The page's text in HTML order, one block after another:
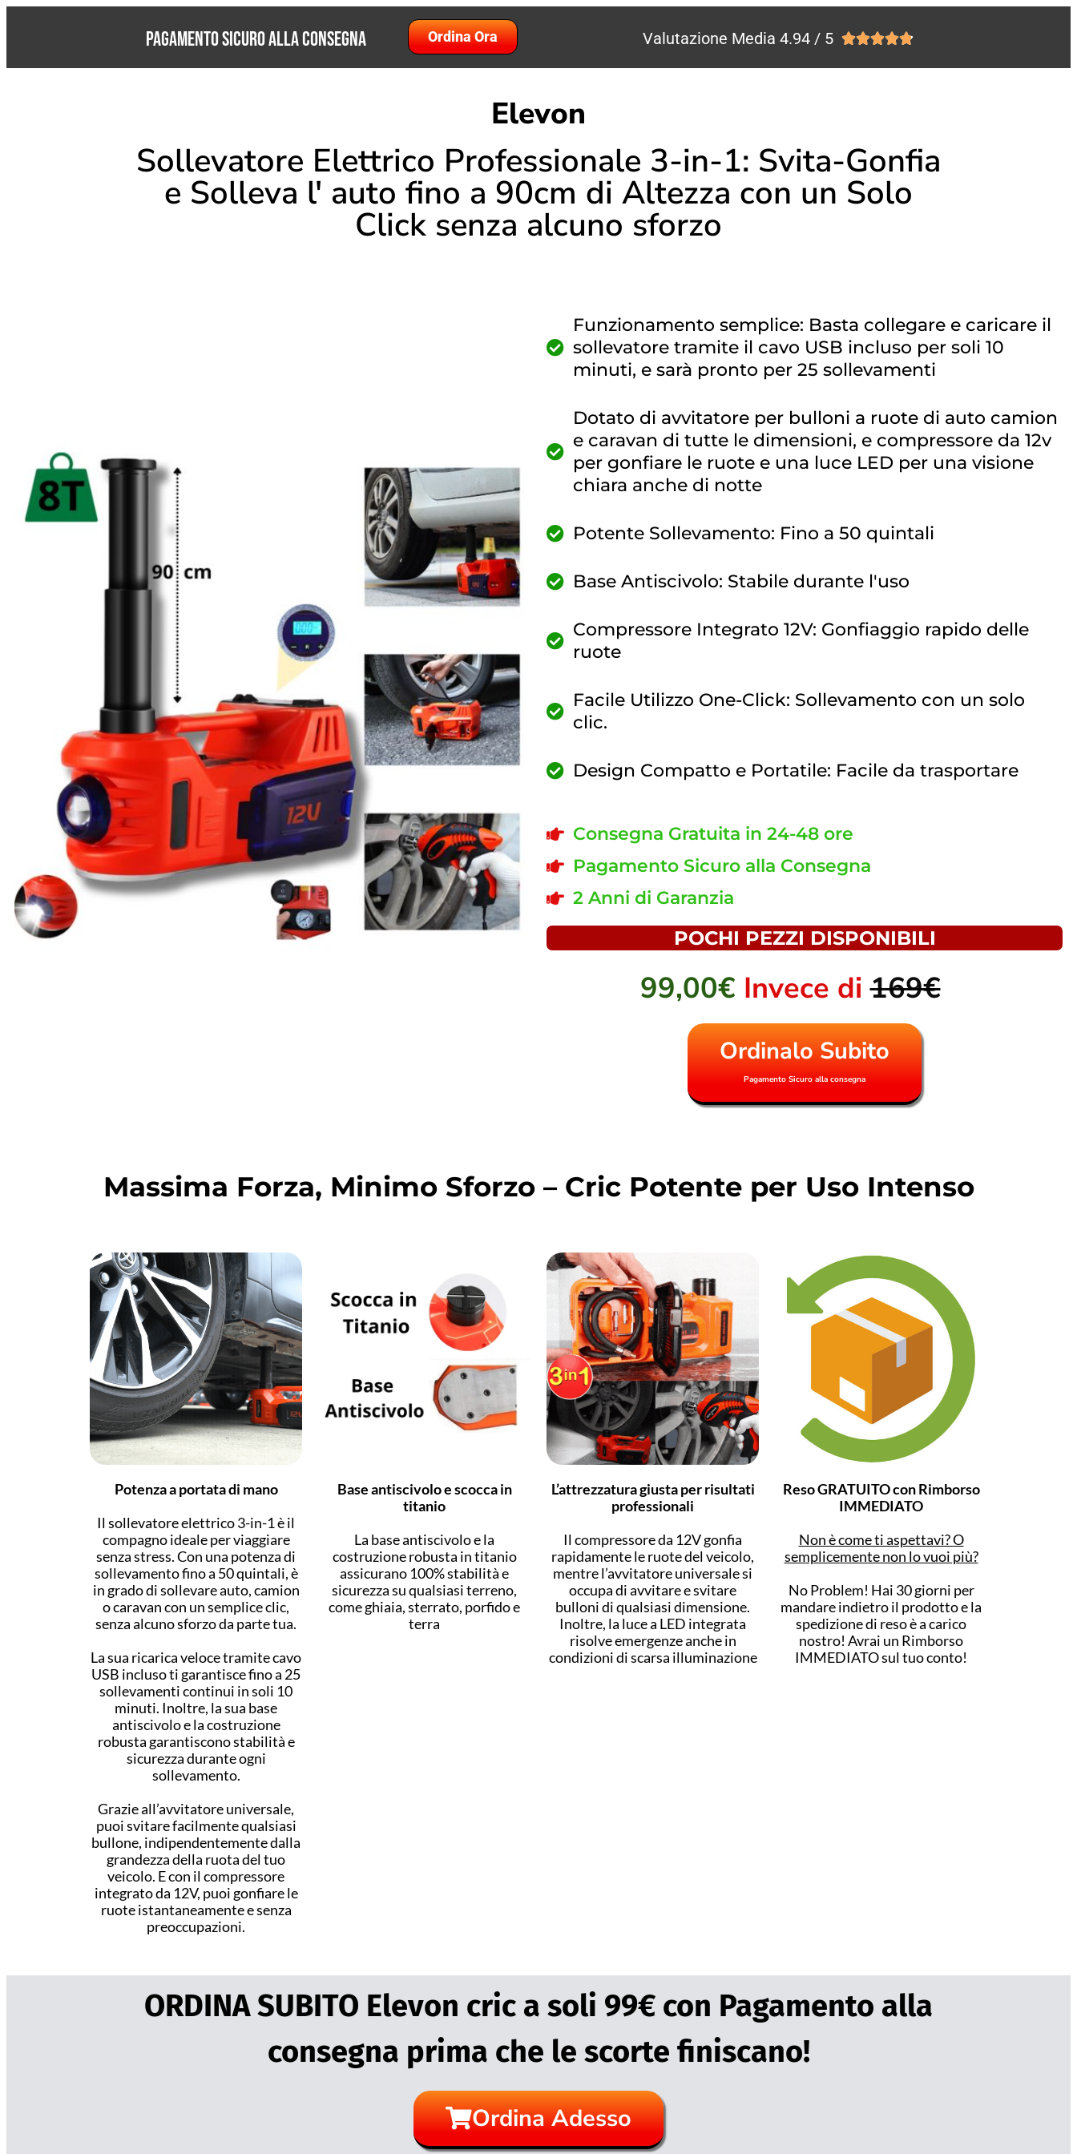
Pagamento Sicuro alla consegna Ordina Ora Valutazione Media 4.94 / 5 
Elevon
Sollevatore Elettrico Professionale 3-in-1: Svita-Gonfia
e Solleva l' auto fino a 90cm di Altezza con un Solo
Click senza alcuno sforzo
Funzionamento semplice: Basta collegare e caricare il
sollevatore tramite il cavo USB incluso per soli 10
minuti, e sarà pronto per 25 sollevamenti
Dotato di avvitatore per bulloni a ruote di auto camion
e caravan di tutte le dimensioni, e compressore da 12v
per gonfiare le ruote e una luce LED per una visione
chiara anche di notte
Potente Sollevamento: Fino a 50 quintali
Base Antiscivolo: Stabile durante l'uso
Compressore Integrato 12V: Gonfiaggio rapido delle
ruote
Facile Utilizzo One-Click: Sollevamento con un solo
clic.
Design Compatto e Portatile: Facile da trasportare
Consegna Gratuita in 24-48 ore
Pagamento Sicuro alla Consegna
2 Anni di Garanzia
POCHI PEZZI DISPONIBILI
99,00€ Invece di169€
Ordinalo Subito
Pagamento Sicuro alla consegna
Massima Forza, Minimo Sforzo – Cric Potente per Uso Intenso
Potenza a portata di mano
Il sollevatore elettrico 3-in-1 è il
compagno ideale per viaggiare
senza stress. Con una potenza di
sollevamento fino a 50 quintali, è
in grado di sollevare auto, camion
o caravan con un semplice clic,
senza alcuno sforzo da parte tua.
La sua ricarica veloce tramite cavo
USB incluso ti garantisce fino a 25
sollevamenti continui in soli 10
minuti. Inoltre, la sua base
antiscivolo e la costruzione
robusta garantiscono stabilità e
sicurezza durante ogni
sollevamento.
Grazie all’avvitatore universale,
puoi svitare facilmente qualsiasi
bullone, indipendentemente dalla
grandezza della ruota del tuo
veicolo. E con il compressore
integrato da 12V, puoi gonfiare le
ruote istantaneamente e senza
preoccupazioni.
Base antiscivolo e scocca in
titanio
La base antiscivolo e la
costruzione robusta in titanio
assicurano 100% stabilità e
sicurezza su qualsiasi terreno,
come ghiaia, sterrato, porfido e
terra
L’attrezzatura giusta per risultati
professionali
Il compressore da 12V gonfia
rapidamente le ruote del veicolo,
mentre l’avvitatore universale si
occupa di avvitare e svitare
bulloni di qualsiasi dimensione.
Inoltre, la luce a LED integrata
risolve emergenze anche in
condizioni di scarsa illuminazione
Reso GRATUITO con Rimborso
IMMEDIATO
Non è come ti aspettavi? O
semplicemente non lo vuoi più?
No Problem! Hai 30 giorni per
mandare indietro il prodotto e la
spedizione di reso è a carico
nostro! Avrai un Rimborso
IMMEDIATO sul tuo conto!
ORDINA SUBITO Elevon cric a soli 99€ con Pagamento alla
consegna prima che le scorte finiscano!
Ordina Adesso